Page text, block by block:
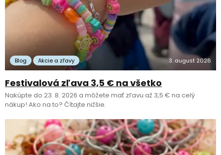
Blog Akcie a zľavy 3. august 2026
Festivalová zľava 3,5 € na všetko
Nakúpte do 23. 8. 2026 a môžete mať zľavu až 3,5 € na celý
nákup! Ako na to? Čítajte nižšie.